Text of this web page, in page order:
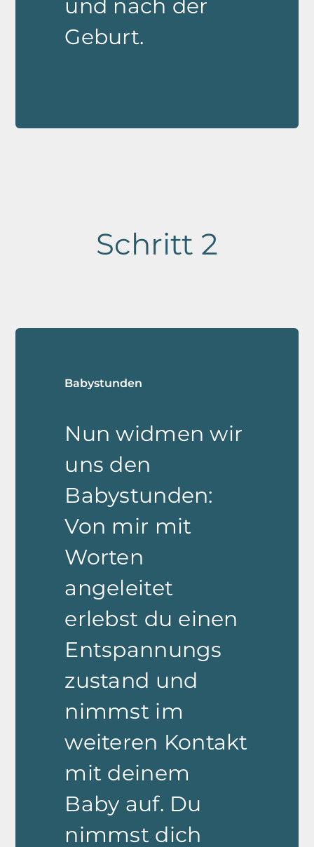
und nach der
Geburt.
Schritt 2
Babystunden
Nun widmen wir
uns den
Babystunden:
Von mir mit
Worten
angeleitet
erlebst du einen
Entspannungs
zustand und
nimmst im
weiteren Kontakt
mit deinem
Baby auf. Du
nimmst dich